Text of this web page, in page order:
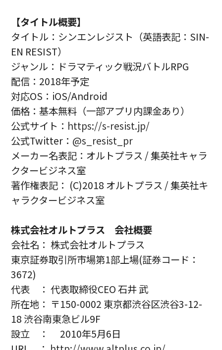
【タイトル概要】
タイトル：シンエンレジスト（英語表記：SIN-
EN RESIST）
ジャンル：ドラマティック戦況バトルRPG
配信：2018年予定
対応OS：iOS/Android
価格：基本無料（一部アプリ内課金あり）
公式サイト： https://s-resist.jp/
公式Twitter： @s_resist_pr
メーカー名表記：オルトプラス / 集英社キャラ
クタービジネス室
著作権表記： (C)2018 オルトプラス / 集英社キ
ャラクタービジネス室
株式会社オルトプラス 会社概要
会社名： 株式会社オルトプラス
東京証券取引所市場第1部上場(証券コード：
3672)
代表 ： 代表取締役CEO 石井 武
所在地： 〒150-0002 東京都渋谷区渋谷3-12-
18 渋谷南東急ビル9F
設立 ： 2010年5月6日